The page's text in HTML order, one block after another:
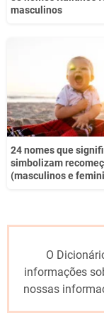
masculinos
24 nomes que
simbolizam
(masculinos e
O
informações
nossas